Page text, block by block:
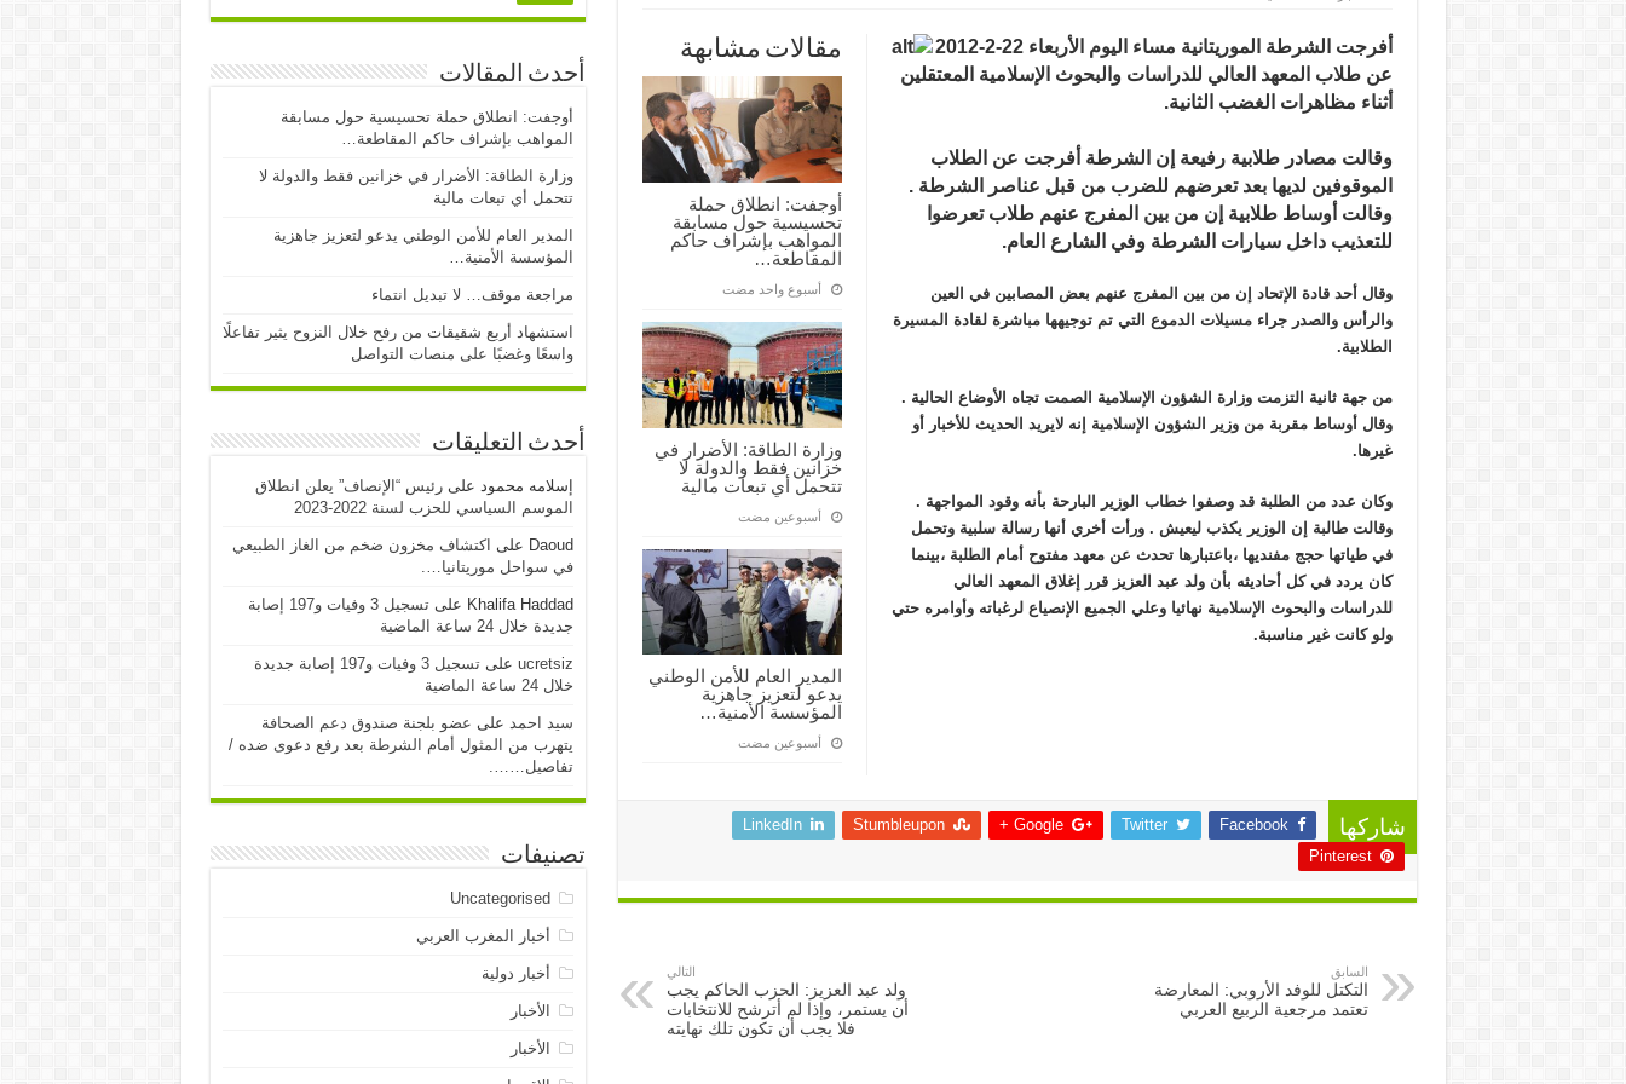
بعض
الطلاب
المعتقلين
مغلقة
مقالات مشابهة
أوجفت: انطلاق حملة
تحسيسية حول مسابقة
المواهب بإشراف حاكم
المقاطعة…
‏أسبوع واحد مضت
وزارة الطاقة: الأضرار في
خزانين فقط والدولة لا
تتحمل أي تبعات مالية
‏أسبوعين مضت
المدير العام للأمن الوطني
يدعو لتعزيز جاهزية
المؤسسة الأمنية…
‏أسبوعين مضت
أفرجت الشرطة الموريتانية مساء اليوم الأربعاء 22-2-2012
عن طلاب المعهد العالي للدراسات والبحوث الإسلامية المعتقلين
أثناء مظاهرات الغضب الثانية.
وقالت مصادر طلابية رفيعة إن الشرطة أفرجت عن الطلاب
الموقوفين لديها بعد تعرضهم للضرب من قبل عناصر الشرطة .
وقالت أوساط طلابية إن من بين المفرج عنهم طلاب تعرضوا
للتعذيب داخل سيارات الشرطة وفي الشارع العام.
وقال أحد قادة الإتحاد إن من بين المفرج عنهم بعض المصابين في العين
والرأس والصدر جراء مسيلات الدموع التي تم توجيهها مباشرة لقادة المسيرة
الطلابية.
من جهة ثانية التزمت وزارة الشؤون الإسلامية الصمت تجاه الأوضاع الحالية .
وقال أوساط مقربة من وزير الشؤون الإسلامية إنه لايريد الحديث للأخبار أو
غيرها.
وكان عدد من الطلبة قد وصفوا خطاب الوزير البارحة بأنه وقود المواجهة .
وقالت طالبة إن الوزير يكذب ليعيش . ورأت أخري أنها رسالة سلبية وتحمل
في طياتها حجج مفنديها ،باعتبارها تحدث عن معهد مفتوح أمام الطلبة ،بينما
كان يردد في كل أحاديثه بأن ولد عبد العزيز قرر إغلاق المعهد العالي
للدراسات والبحوث الإسلامية نهائيا وعلي الجميع الإنصياع لرغباته وأوامره حتي
ولو كانت غير مناسبة.
شاركها Facebook
Twitter
Google +
Stumbleupon
LinkedIn
Pinterest
السابق
التكتل للوفد الأروبي: المعارضة
تعتمد مرجعية الربيع العربي
التالي
ولد عبد العزيز: الحزب الحاكم يجب
أن يستمر، وإذا لم أترشح للانتخابات
فلا يجب أن تكون تلك نهايته
أحدث المقالات
أوجفت: انطلاق حملة تحسيسية حول مسابقة
المواهب بإشراف حاكم المقاطعة…
وزارة الطاقة: الأضرار في خزانين فقط والدولة لا
تتحمل أي تبعات مالية
المدير العام للأمن الوطني يدعو لتعزيز جاهزية
المؤسسة الأمنية…
مراجعة موقف… لا تبديل انتماء
استشهاد أربع شقيقات من رفح خلال النزوح يثير تفاعلًا
واسعًا وغضبًا على منصات التواصل
أحدث التعليقات
إسلامه محمود علىرئيس “الإنصاف” يعلن انطلاق
الموسم السياسي للحزب لسنة 2022-2023
Daoud على اكتشاف مخزون ضخم من الغاز الطبيعي
في سواحل موريتانيا….
Khalifa Haddad على
تسجيل 3 وفيات و197 إصابة
جديدة خلال 24 ساعة الماضية
ucretsiz على
تسجيل 3 وفيات و197 إصابة جديدة
خلال 24 ساعة الماضية
سيد احمد على عضو بلجنة صندوق دعم الصحافة
يتهرب من المثول أمام الشرطة بعد رفع دعوى ضده /
تفاصيل…….
تصنيفات
Uncategorised
أخبار المغرب العربي
أخبار دولية
الأخبار
الأخبار